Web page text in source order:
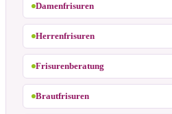
Damenfrisuren
Herrenfrisuren
Frisurenberatung
Brautfrisuren